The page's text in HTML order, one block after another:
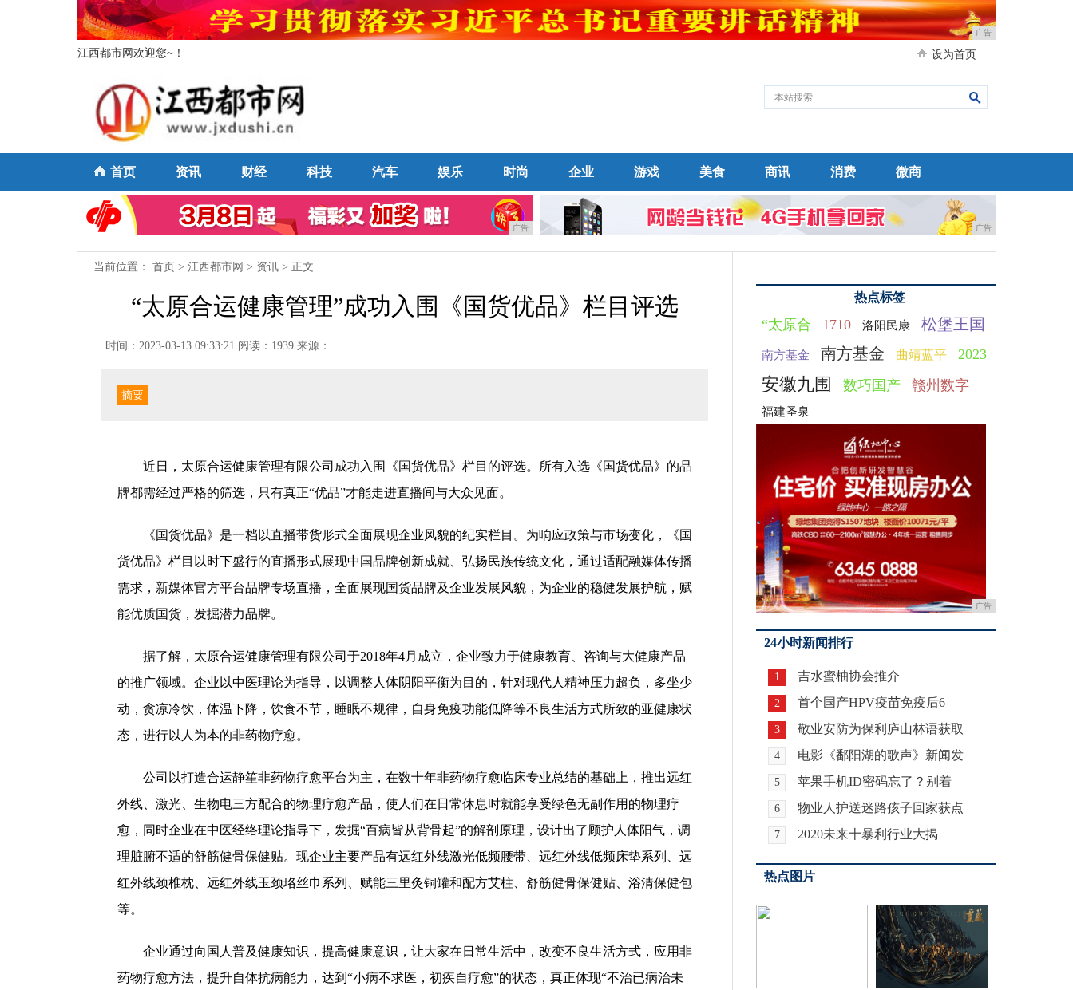
广告
江西都市网欢迎您~！ 设为首页
首页 资讯 财经 科技 汽车 娱乐 时尚 企业 游戏 美食 商讯 消费 微商
广告 广告
当前位置： 首页 > 江西都市网 > 资讯 > 正文
“太原合运健康管理”成功入围《国货优品》栏目评选
时间：2023-03-13 09:33:21 阅读：1939 来源：
摘要
近日，太原合运健康管理有限公司成功入围《国货优品》栏目的评选。所有入选《国货优品》的品
牌都需经过严格的筛选，只有真正“优品”才能走进直播间与大众见面。
《国货优品》是一档以直播带货形式全面展现企业风貌的纪实栏目。为响应政策与市场变化，《国
货优品》栏目以时下盛行的直播形式展现中国品牌创新成就、弘扬民族传统文化，通过适配融媒体传播
需求，新媒体官方平台品牌专场直播，全面展现国货品牌及企业发展风貌，为企业的稳健发展护航，赋
能优质国货，发掘潜力品牌。
据了解，太原合运健康管理有限公司于2018年4月成立，企业致力于健康教育、咨询与大健康产品
的推广领域。企业以中医理论为指导，以调整人体阴阳平衡为目的，针对现代人精神压力超负，多坐少
动，贪凉冷饮，体温下降，饮食不节，睡眠不规律，自身免疫功能低降等不良生活方式所致的亚健康状
态，进行以人为本的非药物疗愈。
公司以打造合运静笙非药物疗愈平台为主，在数十年非药物疗愈临床专业总结的基础上，推出远红
外线、激光、生物电三方配合的物理疗愈产品，使人们在日常休息时就能享受绿色无副作用的物理疗
愈，同时企业在中医经络理论指导下，发掘“百病皆从背骨起”的解剖原理，设计出了顾护人体阳气，调
理脏腑不适的舒筋健骨保健贴。现企业主要产品有远红外线激光低频腰带、远红外线低频床垫系列、远
红外线颈椎枕、远红外线玉颈珞丝巾系列、赋能三里灸铜罐和配方艾柱、舒筋健骨保健贴、浴清保健包
等。
企业通过向国人普及健康知识，提高健康意识，让大家在日常生活中，改变不良生活方式，应用非
药物疗愈方法，提升自体抗病能力，达到“小病不求医，初疾自疗愈”的状态，真正体现“不治已病治未
热点标签
“太原合 1710 洛阳民康 松堡王国
南方基金 南方基金 曲靖蓝平 2023
安徽九围 数巧国产 赣州数字
福建圣泉
广告
24小时新闻排行
1 吉水蜜柚协会推介
2 首个国产HPV疫苗免疫后6
3 敬业安防为保利庐山林语获取
4 电影《鄱阳湖的歌声》新闻发
5 苹果手机ID密码忘了？别着
6 物业人护送迷路孩子回家获点
7 2020未来十暴利行业大揭
热点图片